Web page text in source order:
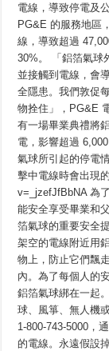
電線，導致停電及
PG&E 的服務地區
線，導致超過
30%。 「鋁箔氣球
並接觸到電線，會
全隱患。我們敦促
物拴住」，PG&E
有一場畢業典禮將
電，影響超過
氣球所引起的停電
擊中電線時會出現
v=_jzefJfBbNA 為
能安全享受畢業和
箔氣球的重要安全
架空的電線附近用
物上，防止它們飄
內。為了每個人的
鋁箔氣球綁在一起
球、風箏、無人機
1-800-743-5000，
的電線。永遠假設